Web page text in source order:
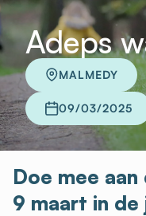
Adeps
MALMEDY
09/03/2025
Doe mee
9 maart in de